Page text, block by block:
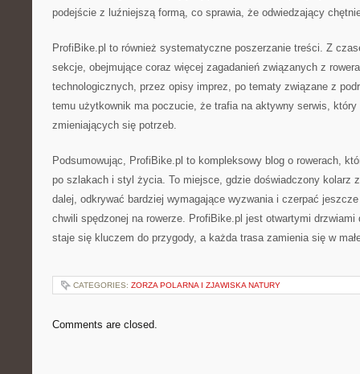
podejście z luźniejszą formą, co sprawia, że odwiedzający
ProfiBike.pl to również systematyczne poszerzanie treści. Z
sekcje, obejmujące coraz więcej zagadanień związanych z
technologicznych, przez opisy imprez, po tematy związane z
temu użytkownik ma poczucie, że trafia na aktywny serwis, który
zmieniających się potrzeb.
Podsumowując, ProfiBike.pl to kompleksowy blog o rowerach,
po szlakach i styl życia. To miejsce, gdzie doświadczony kolarz
dalej, odkrywać bardziej wymagające wyzwania i czerpać
chwili spędzonej na rowerze. ProfiBike.pl jest otwartymi drzwiami
staje się kluczem do przygody, a każda trasa zamienia się w
CATEGORIES: ZORZA POLARNA I ZJAWISKA NATURY
Comments are closed.